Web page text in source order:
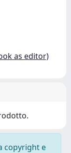
as editor)
copyright e